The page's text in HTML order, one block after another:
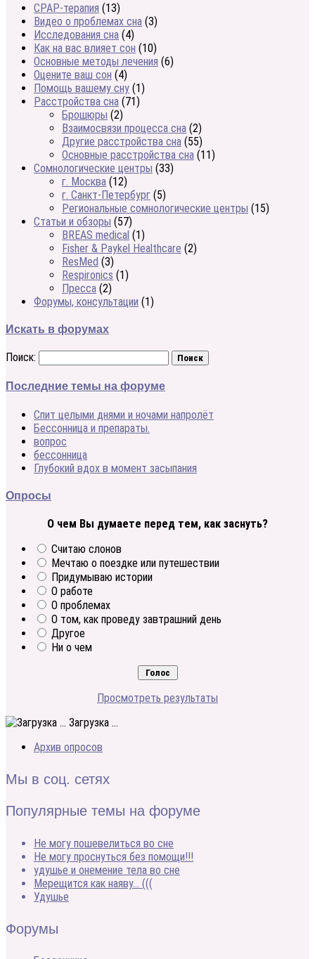
CPAP-терапия (13)
Видео о проблемах сна (3)
Исследования сна (4)
Как на вас влияет сон (10)
Основные методы лечения (6)
Оцените ваш сон (4)
Помощь вашему сну (1)
Расстройства сна (71)
Брошюры (2)
Взаимосвязи процесса сна (2)
Другие расстройства сна (55)
Основные расстройства сна (11)
Сомнологические центры (33)
г. Москва (12)
г. Санкт-Петербург (5)
Региональные сомнологические центры (15)
Статьи и обзоры (57)
BREAS medical (1)
Fisher & Paykel Healthcare (2)
ResMed (3)
Respironics (1)
Пресса (2)
Форумы, консультации (1)
Искать в форумах
Поиск:
Последние темы на форуме
Спит целыми днями и ночами напролёт
Бессонница и препараты.
вопрос
бессонница
Глубокий вдох в момент засыпания
Опросы
О чем Вы думаете перед тем, как заснуть?
Считаю слонов
Мечтаю о поездке или путешествии
Придумываю истории
О работе
О проблемах
О том, как проведу завтрашний день
Другое
Ни о чем
Просмотреть результаты
Загрузка ...
Архив опросов
Мы в соц. сетях
Популярные темы на форуме
Не могу пошевелиться во сне
Не могу проснуться без помощи!!!
удушье и онемение тела во сне
Мерещится как наяву… (((
Удушье
Форумы